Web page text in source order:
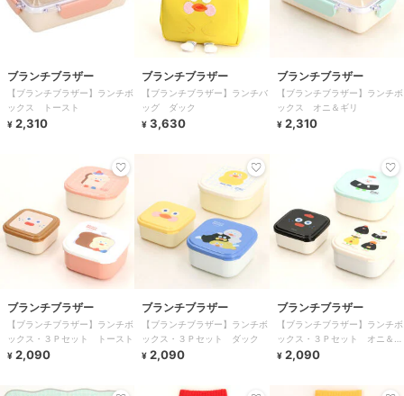
ブランチブラザー
【ブランチブラザー】ランチボ
ックス トースト
¥ 2,310
ブランチブラザー
【ブランチブラザー】ランチバ
ッグ ダック
¥ 3,630
ブランチブラザー
【ブランチブラザー】ランチボ
ックス オニ＆ギリ
¥ 2,310
ブランチブラザー
【ブランチブラザー】ランチボ
ックス・３Ｐセット トースト
¥ 2,090
ブランチブラザー
【ブランチブラザー】ランチボ
ックス・３Ｐセット ダック
¥ 2,090
ブランチブラザー
【ブランチブラザー】ランチボ
ックス・３Ｐセット オニ＆ギ
リ
¥ 2,090